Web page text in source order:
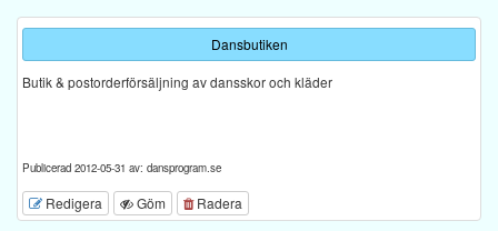
Dansbutiken
Butik & postorderförsäljning av dansskor och kläder
Publicerad 2012-05-31 av: dansprogram.se
Redigera Göm Radera